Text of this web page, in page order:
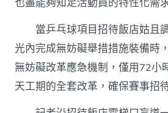
也盡能夠知足活動員的特性化需
當乒乓球項目招待飯店姑且
光內完成無妨礙舉措措施裝備時
無妨礙改革應急機制，僅用72小
天工期的全套改革，確保賽事招